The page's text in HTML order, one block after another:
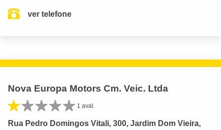
ver telefone
Nova Europa Motors Cm. Veic. Ltda
1 aval.
Rua Pedro Domingos Vitali, 300, Jardim Dom Vieira,